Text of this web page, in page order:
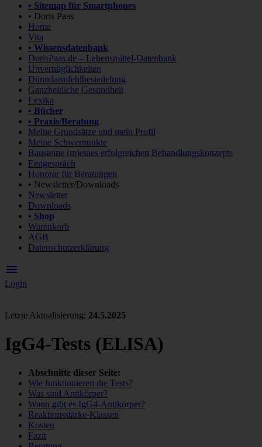
• Sitemap für Smartphones
• Doris Paas
Home
Vita
• Wissensdatenbank
DorisPaas.de – Lebensmittel-Datenbank
Unverträglichkeiten
Dünndarmfehlbesiedelung
Ganzheitliche Gesundheit
Lexika
• Bücher
• Praxis/Beratung
Meine Grundsätze und mein Profil
Meine Schwerpunkte
Bausteine (m)eines erfolgreichen Behandlungskonzepts
Erstgespräch
Honorar für Beratungen
• Newsletter/Downloads
Newsletter
Downloads
• Shop
Warenkorb
AGB
Datenschutzerklärung
menu
Login
Letzte Aktualisierung: 24.5.2025
IgG4-Tests (ELISA)
Abschnitte dieser Seite:
Wie funktionieren die Tests?
Was sind Antikörper?
Wann gibt es IgG4-Antikörper?
Reaktionsstärke-Klassen
Kosten
Fazit